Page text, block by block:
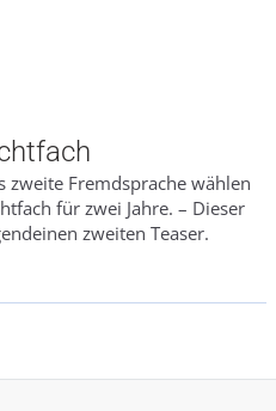
zweite Fremdsprache wählen
für zwei Jahre. – Dieser
zweiten Teaser.